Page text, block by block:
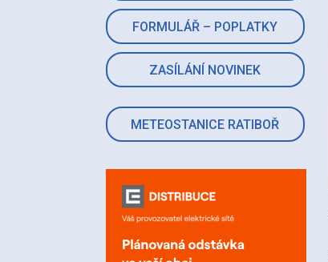
FORMULÁŘ – POPLATKY
ZASÍLÁNÍ NOVINEK
METEOSTANICE RATIBOŘ